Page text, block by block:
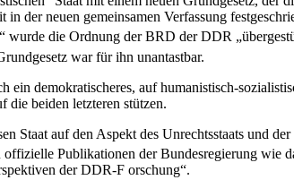
der neuen gemeinsamen Verfassung
wurde die Ordnung der BRD der DDR
war für ihn unantastbar.
de­mokratischeres, auf humanistisch-
die beiden letzteren stützen.
Staat auf den Aspekt des Unrechtsstaats und
Publikationen der Bundesregierung wie
der DDR-F orschung“.